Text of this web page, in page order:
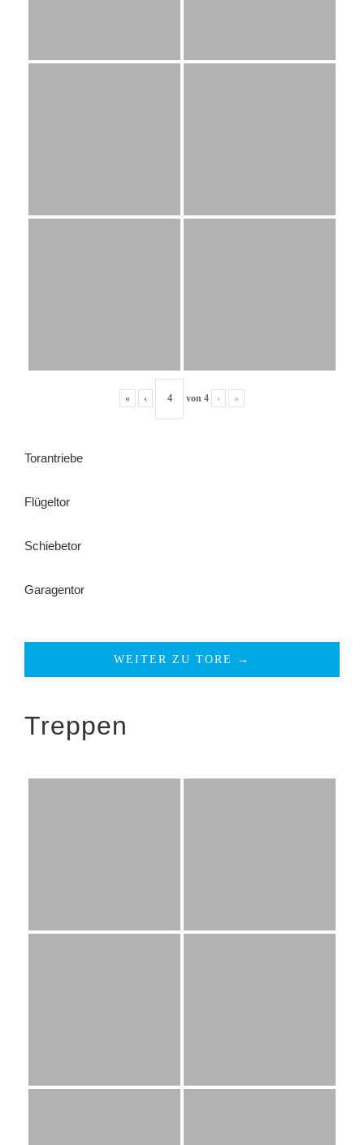
« ‹ von 4 › »
Torantriebe
Flügeltor
Schiebetor
Garagentor
WEITER ZU TORE →
Treppen